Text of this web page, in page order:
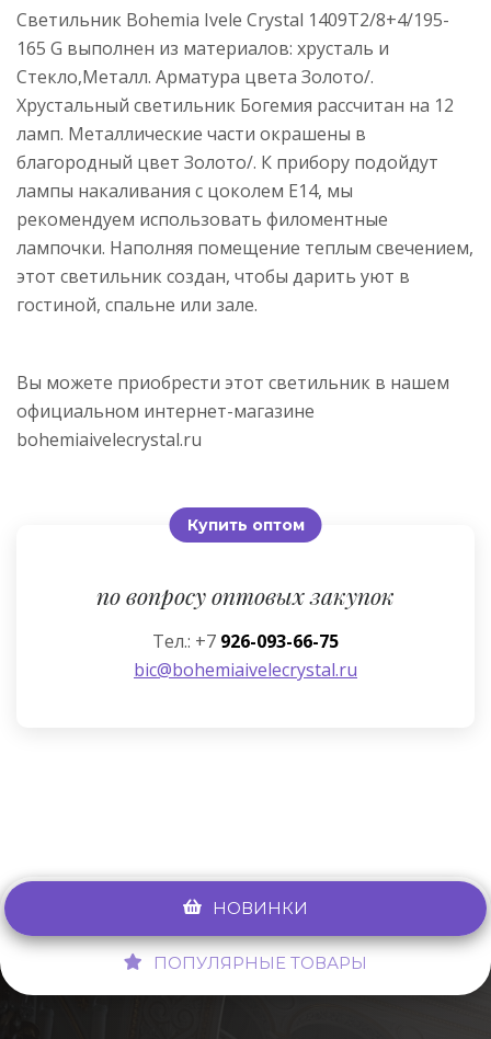
Светильник Bohemia Ivele Crystal 1409T2/8+4/195-
165 G выполнен из материалов: хрусталь и
Стекло,Металл. Арматура цвета Золото/.
Хрустальный светильник Богемия рассчитан на 12
ламп. Металлические части окрашены в
благородный цвет Золото/. К прибору подойдут
лампы накаливания с цоколем E14, мы
рекомендуем использовать филоментные
лампочки. Наполняя помещение теплым свечением,
этот светильник создан, чтобы дарить уют в
гостиной, спальне или зале.
Вы можете приобрести этот светильник в нашем
официальном интернет-магазине
bohemiaivelecrystal.ru
Купить оптом
по вопросу оптовых закупок
Тел.: +7 926-093-66-75
bic@bohemiaivelecrystal.ru
НОВИНКИ
ПОПУЛЯРНЫЕ ТОВАРЫ